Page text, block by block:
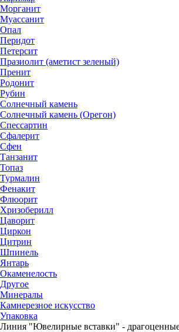
Морганит
Муассанит
Опал
Перидот
Петерсит
Празиолит (аметист зеленый)
Пренит
Родонит
Рубин
Солнечный камень
Солнечный камень (Орегон)
Спессартин
Сфалерит
Сфен
Танзанит
Топаз
Турмалин
Фенакит
Флюорит
Хризоберилл
Цаворит
Циркон
Цитрин
Шпинель
Янтарь
Окаменелость
Другое
Минералы
Камнерезное искусство
Упаковка
Линия "Ювелирные вставки" -